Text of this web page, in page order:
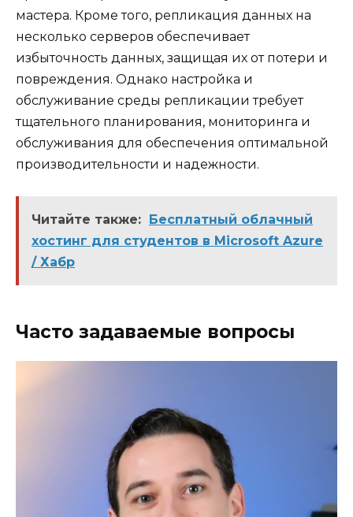
мастера. Кроме того, репликация данных на
несколько серверов обеспечивает
избыточность данных, защищая их от потери и
повреждения. Однако настройка и
обслуживание среды репликации требует
тщательного планирования, мониторинга и
обслуживания для обеспечения оптимальной
производительности и надежности.
Читайте также: Бесплатный облачный
хостинг для студентов в Microsoft Azure
/ Хабр
Часто задаваемые вопросы